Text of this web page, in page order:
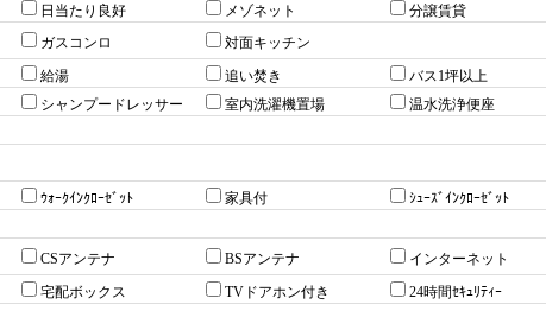
日当たり良好 メゾネット 分譲賃貸
ガスコンロ 対面キッチン
給湯 追い焚き
バス1坪以上
シャンプードレッサー 室内洗濯機置場
温水洗浄便座
ｳｫｰｸｲﾝｸﾛｰｾﾞｯﾄ 家具付
ｼｭｰｽﾞｲﾝｸﾛｰｾﾞｯﾄ
CSアンテナ BSアンテナ インターネット
宅配ボックス TVドアホン付き
24時間ｾｷｭﾘﾃｨｰ